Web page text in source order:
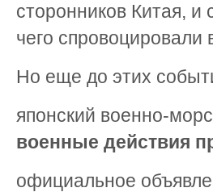
сторонников Китая, и
чего спровоцировали
Но еще до этих
японский военно-
военные действия
официальное